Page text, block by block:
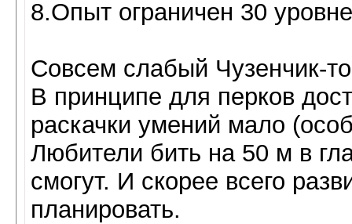
8.Опыт ограничен 30
Совсем слабый Чузенчик-
В принципе для перков
раскачки умений мало
Любители бить на 50 м в
смогут. И скорее всего
планировать.